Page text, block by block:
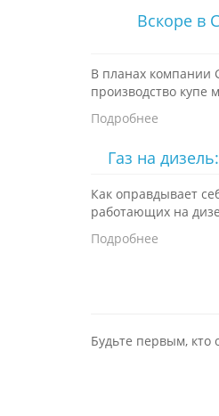
Вскоре в
В планах компании
производство купе
Подробнее
Газ на
Как оправдывает
работающих на
Подробнее
Будьте первым, кто